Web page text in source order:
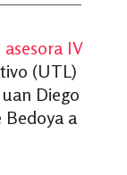
asesora IV
(UTL)
Diego
Bedoya a